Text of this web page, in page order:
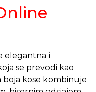
elegantna i
se prevodi kao
boja kose kombinuje